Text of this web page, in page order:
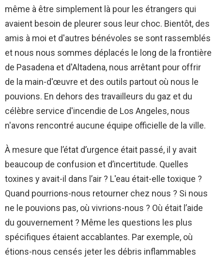
même à être simplement là pour les étrangers qui
avaient besoin de pleurer sous leur choc. Bientôt, des
amis à moi et d'autres bénévoles se sont rassemblés
et nous nous sommes déplacés le long de la frontière
de Pasadena et d'Altadena, nous arrêtant pour offrir
de la main-d'œuvre et des outils partout où nous le
pouvions. En dehors des travailleurs du gaz et du
célèbre service d'incendie de Los Angeles, nous
n'avons rencontré aucune équipe officielle de la ville.
À mesure que l’état d’urgence était passé, il y avait
beaucoup de confusion et d’incertitude. Quelles
toxines y avait-il dans l’air ? L'eau était-elle toxique ?
Quand pourrions-nous retourner chez nous ? Si nous
ne le pouvions pas, où vivrions-nous ? Où était l’aide
du gouvernement ? Même les questions les plus
spécifiques étaient accablantes. Par exemple, où
étions-nous censés jeter les débris inflammables